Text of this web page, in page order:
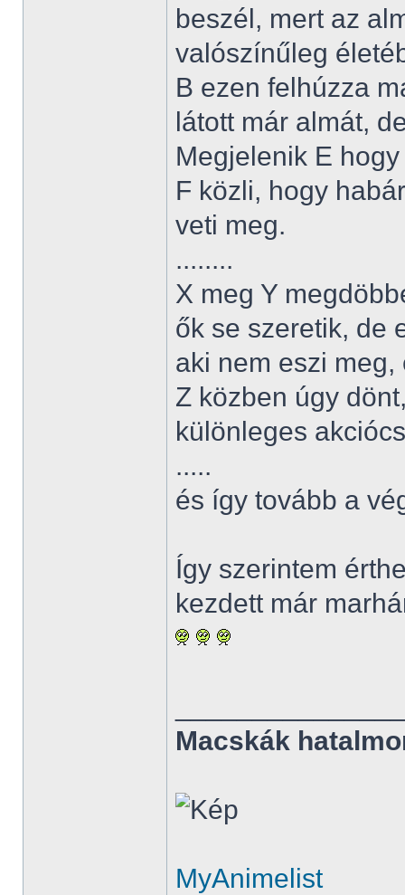
beszél, mert az
valószínűleg
B ezen felhúzza
látott már almát,
Megjelenik E
F közli, hogy
veti meg.
........
X meg Y
ők se szeretik, de
aki nem eszi
Z közben úgy
különleges
.....
és így tovább a
Így szerintem
kezdett már
Macskák
MyAnimelist